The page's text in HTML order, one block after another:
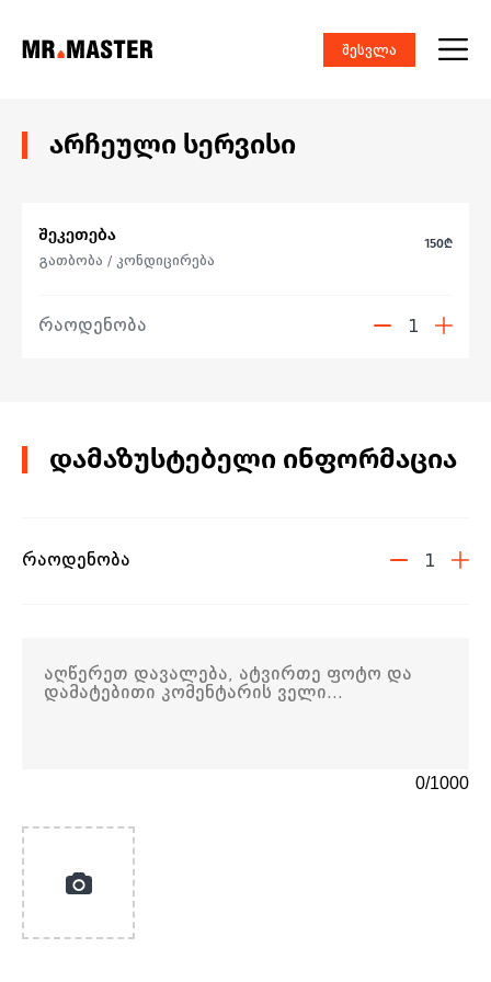
შესვლა
შესვლა
ᲐᲠᲩᲔᲣᲚᲘ ᲡᲔᲠᲕᲘᲡᲘ
შეკეთება
გათბობა / კონდიცირება
150₾
რაოდენობა 1
ᲓᲐᲛᲐᲖᲣᲡᲢᲔᲑᲔᲚᲘ ᲘᲜᲤᲝᲠᲛᲐᲪᲘᲐ
რაოდენობა 1
0/1000